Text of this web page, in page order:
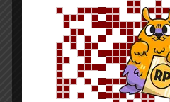
BERITA KAMPUS
Dua Mahasiswa
USU Raih Juara
Literasi Sumatera